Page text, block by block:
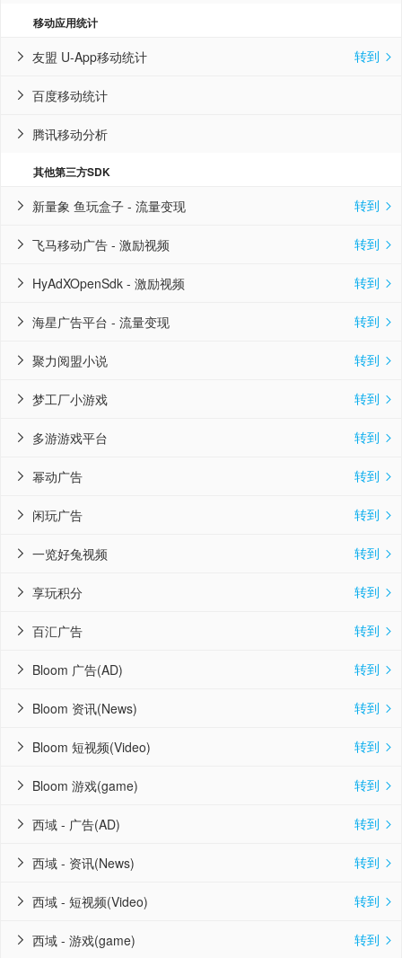
移动应用统计
友盟 U-App移动统计
 转到 
百度移动统计

腾讯移动分析

其他第三方SDK
新量象 鱼玩盒子 - 流量变现
 转到 
飞马移动广告 - 激励视频
 转到 
HyAdXOpenSdk - 激励视频
 转到 
海星广告平台 - 流量变现
 转到 
聚力阅盟小说
 转到 
梦工厂小游戏
 转到 
多游游戏平台
 转到 
幂动广告
 转到 
闲玩广告
 转到 
一览好兔视频
 转到 
享玩积分
 转到 
百汇广告
 转到 
Bloom 广告(AD)
 转到 
Bloom 资讯(News)
 转到 
Bloom 短视频(Video)
 转到 
Bloom 游戏(game)
 转到 
西域 - 广告(AD)
 转到 
西域 - 资讯(News)
 转到 
西域 - 短视频(Video)
 转到 
西域 - 游戏(game)
 转到 